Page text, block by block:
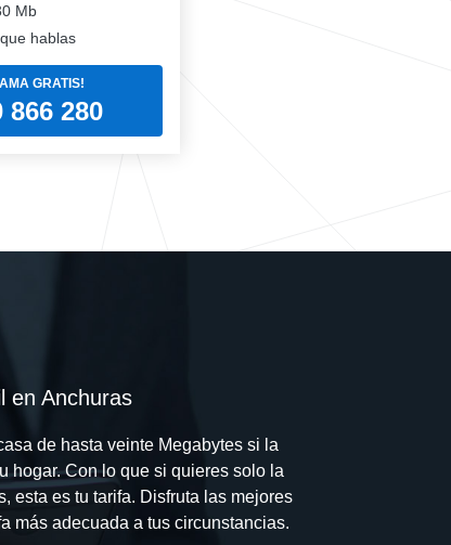
Mb
hablas
GRATIS!
866 280
en Anchuras
de hasta veinte Megabytes si la
hogar. Con lo que si quieres solo la
esta es tu tarifa. Disfruta las mejores
más adecuada a tus circunstancias.